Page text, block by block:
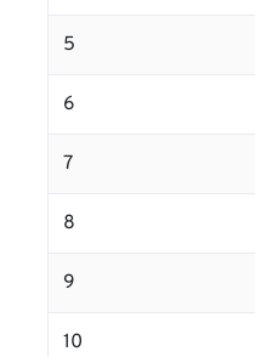
5
6
7
8
9
10